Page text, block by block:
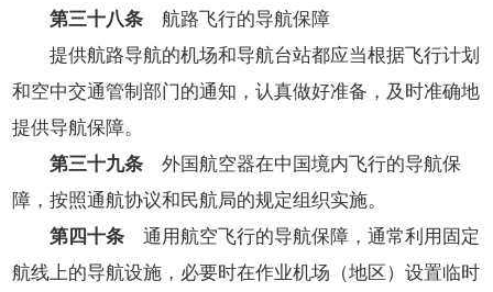
第三十八条 航路飞行的导航保障
提供航路导航的机场和导航台站都应当根据飞行计划
和空中交通管制部门的通知，认真做好准备，及时准确地
提供导航保障。
第三十九条外国航空器在中国境内飞行的导航保
障，按照通航协议和民航局的规定组织实施。
第四十条通用航空飞行的导航保障，通常利用固定
航线上的导航设施，必要时在作业机场（地区）设置临时